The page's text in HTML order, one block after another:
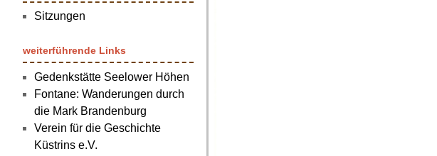
Sitzungen
weiterführende Links
Gedenkstätte Seelower Höhen
Fontane: Wanderungen durch
die Mark Brandenburg
Verein für die Geschichte
Küstrins e.V.